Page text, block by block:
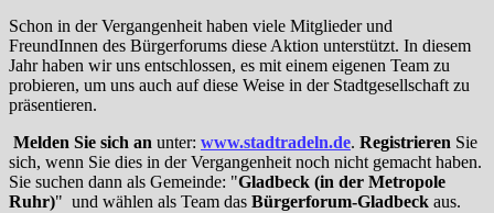
Schon in der Vergangenheit haben viele Mitglieder und
FreundInnen des Bürgerforums diese Aktion unterstützt. In diesem
Jahr haben wir uns entschlossen, es mit einem eigenen Team zu
probieren, um uns auch auf diese Weise in der Stadtgesellschaft zu
präsentieren.
Melden Sie sich an unter: www.stadtradeln.de. Registrieren Sie
sich, wenn Sie dies in der Vergangenheit noch nicht gemacht haben.
Sie suchen dann als Gemeinde: "Gladbeck (in der Metropole
Ruhr)" und wählen als Team das Bürgerforum-Gladbeck aus.